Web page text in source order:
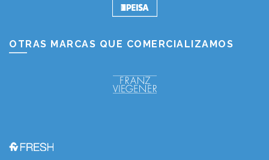
OTRAS MARCAS QUE COMERCIALIZAMOS